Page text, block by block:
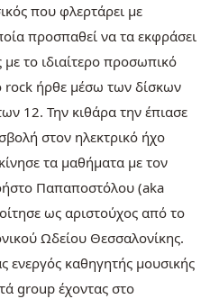
που φλερτάρει με
προσπαθεί να τα εκφράσει
το ιδιαίτερο προσωπικό
rock ήρθε μέσω των δίσκων
12. Την κιθάρα την έπιασε
στον ηλεκτρικό ήχο
τα μαθήματα με τον
Παπαποστόλου (aka
ως αριστούχος από το
Ωδείου Θεσσαλονίκης.
ενεργός καθηγητής μουσικής
group έχοντας στο